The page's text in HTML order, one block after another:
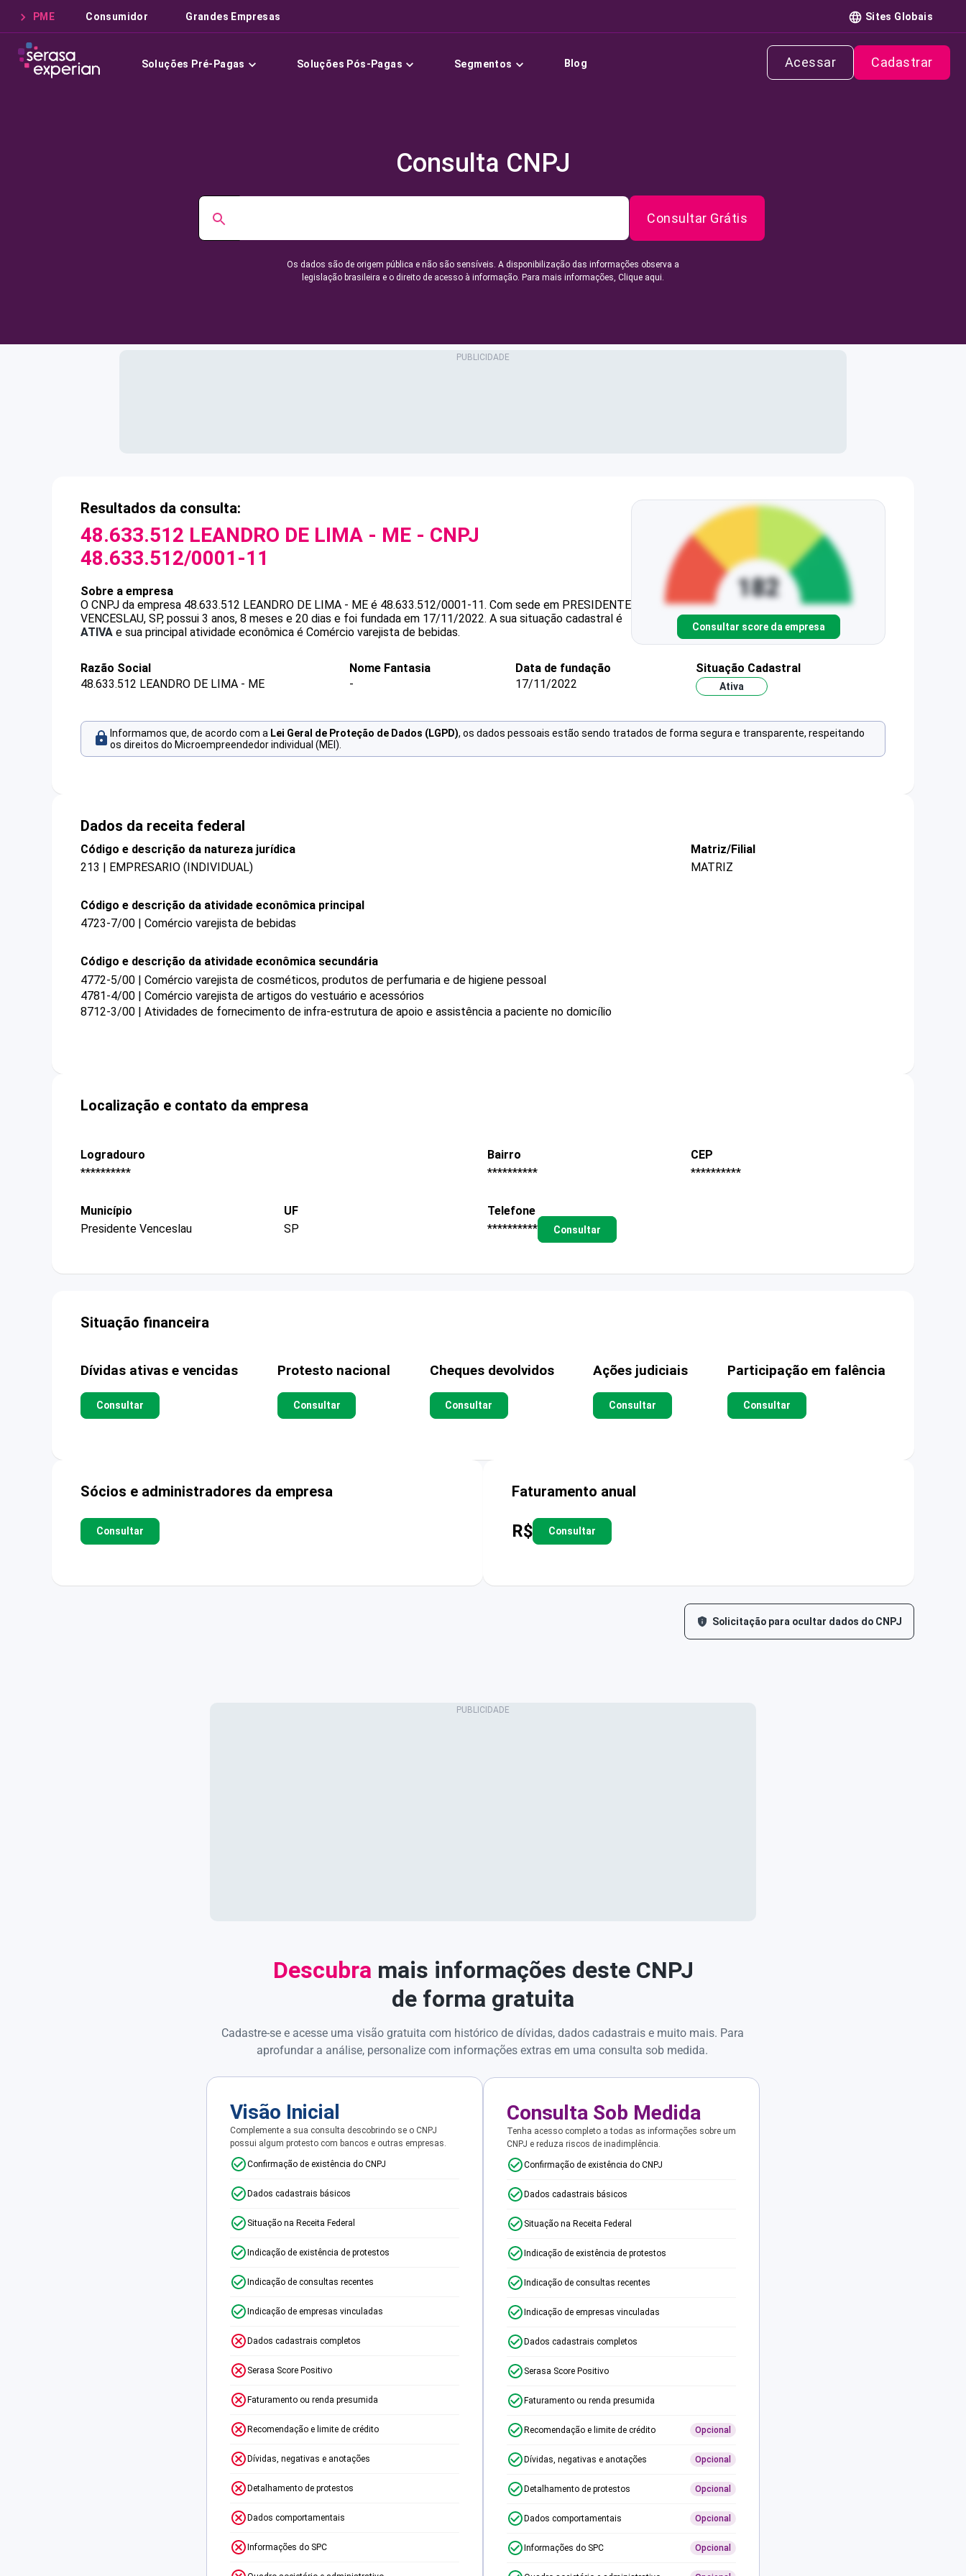
PME Consumidor Grandes Empresas Sites Globais
Soluções Pré-Pagas Soluções Pós-Pagas Segmentos Blog Acessar Cadastrar
Consulta CNPJ
Consultar Grátis
Os dados são de origem pública e não são sensíveis. A disponibilização das informações observa a
legislação brasileira e o direito de acesso à informação. Para mais informações, Clique aqui.
Resultados da consulta:
48.633.512 LEANDRO DE LIMA - ME - CNPJ
48.633.512/0001-11
Sobre a empresa
O CNPJ da empresa 48.633.512 LEANDRO DE LIMA - ME é 48.633.512/0001-11. Com sede em PRESIDENTE
VENCESLAU, SP, possui 3 anos, 8 meses e 20 dias e foi fundada em 17/11/2022. A sua situação cadastral é
ATIVA e sua principal atividade econômica é Comércio varejista de bebidas. Consultar score da empresa
Razão Social
48.633.512 LEANDRO DE LIMA - ME
Nome Fantasia
-
Data de fundação
17/11/2022
Situação Cadastral
Ativa
Informamos que, de acordo com a Lei Geral de Proteção de Dados (LGPD), os dados pessoais estão sendo tratados de forma segura e transparente, respeitando
os direitos do Microempreendedor individual (MEI).
Dados da receita federal
Código e descrição da natureza jurídica
213 | EMPRESARIO (INDIVIDUAL)
Matriz/Filial
MATRIZ
Código e descrição da atividade econômica principal
4723-7/00 | Comércio varejista de bebidas
Código e descrição da atividade econômica secundária
4772-5/00 | Comércio varejista de cosméticos, produtos de perfumaria e de higiene pessoal
4781-4/00 | Comércio varejista de artigos do vestuário e acessórios
8712-3/00 | Atividades de fornecimento de infra-estrutura de apoio e assistência a paciente no domicílio
Localização e contato da empresa
Logradouro
**********
Bairro
**********
CEP
**********
Município
Presidente Venceslau
UF
SP
Telefone
**********
Consultar
Situação financeira
Dívidas ativas e vencidas
Consultar
Protesto nacional
Consultar
Cheques devolvidos
Consultar
Ações judiciais
Consultar
Participação em falência
Consultar
Sócios e administradores da empresa
Consultar
Faturamento anual
R$ Consultar
Solicitação para ocultar dados do CNPJ
Descubra mais informações deste CNPJ
de forma gratuita
Cadastre-se e acesse uma visão gratuita com histórico de dívidas, dados cadastrais e muito mais. Para
aprofundar a análise, personalize com informações extras em uma consulta sob medida.
Visão Inicial
Complemente a sua consulta descobrindo se o CNPJ
possui algum protesto com bancos e outras empresas.
Confirmação de existência do CNPJ
Dados cadastrais básicos
Situação na Receita Federal
Indicação de existência de protestos
Indicação de consultas recentes
Indicação de empresas vinculadas
Dados cadastrais completos
Serasa Score Positivo
Faturamento ou renda presumida
Recomendação e limite de crédito
Dívidas, negativas e anotações
Detalhamento de protestos
Dados comportamentais
Informações do SPC
Consulta Sob Medida
Tenha acesso completo a todas as informações sobre um
CNPJ e reduza riscos de inadimplência.
Confirmação de existência do CNPJ
Dados cadastrais básicos
Situação na Receita Federal
Indicação de existência de protestos
Indicação de consultas recentes
Indicação de empresas vinculadas
Dados cadastrais completos
Serasa Score Positivo
Faturamento ou renda presumida
Recomendação e limite de crédito Opcional
Dívidas, negativas e anotações Opcional
Detalhamento de protestos Opcional
Dados comportamentais Opcional
Informações do SPC Opcional